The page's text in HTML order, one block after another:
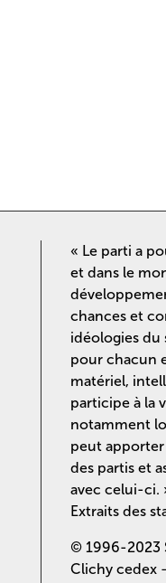
« Le parti a
et dans le
chances et
idéologies du
pour chacun
matériel,
participe à la
notamment
peut
des partis et
avec celui-ci.
Extraits des
© 1996-2023
Clichy cedex